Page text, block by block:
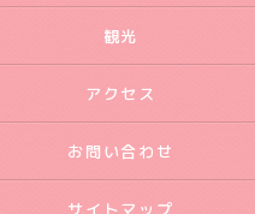
観光
アクセス
お問い合わせ
サイトマップ